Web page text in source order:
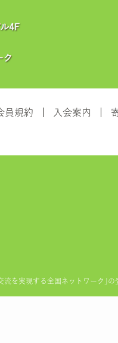
員規約 入会案内
流を実現する全国ネットワーク｣